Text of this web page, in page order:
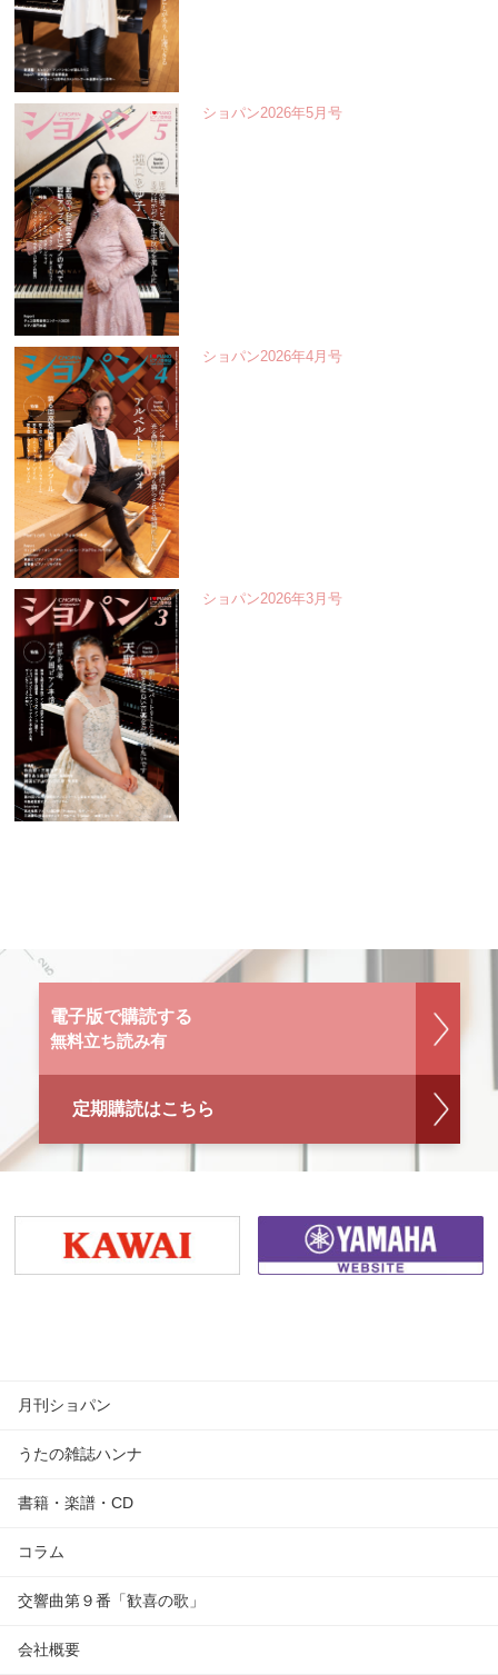
ショパン2026年5月号
ショパン2026年4月号
ショパン2026年3月号
電子版で購読する
無料立ち読み有
定期購読はこちら
月刊ショパン
うたの雑誌ハンナ
書籍・楽譜・CD
コラム
交響曲第９番「歓喜の歌」
会社概要